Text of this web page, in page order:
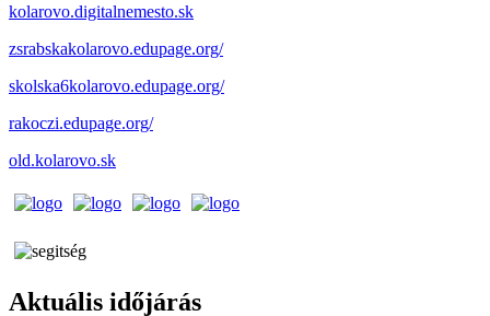
kolarovo.digitalnemesto.sk
zsrabskakolarovo.edupage.org/
skolska6kolarovo.edupage.org/
rakoczi.edupage.org/
old.kolarovo.sk
Aktuális időjárás